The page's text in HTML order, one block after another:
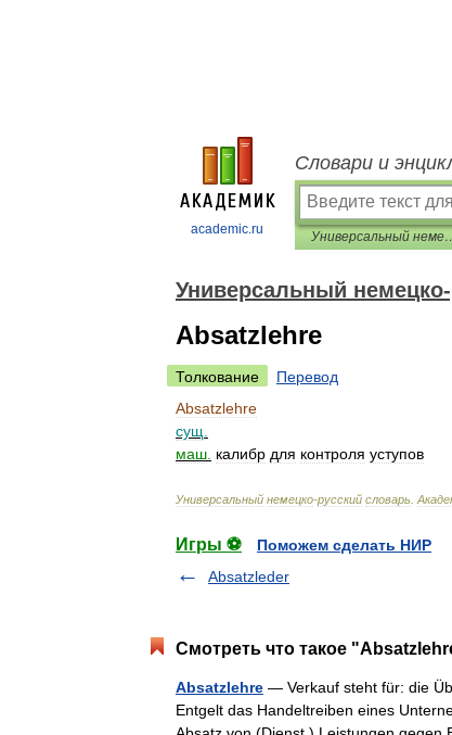
academic.ru
Словари и
Универсальный
Универсальный
Absatzlehre
Толкование
Перевод
Absatzlehre
сущ
маш калибр для контроля уступов
Универсальный немецко-русский словарь
Игры ⚽
Поможем сделать НИР
Absatzleder
Смотреть что такое
Absatzlehre — Verkauf steht für: die
Entgelt das Handeltreiben eines